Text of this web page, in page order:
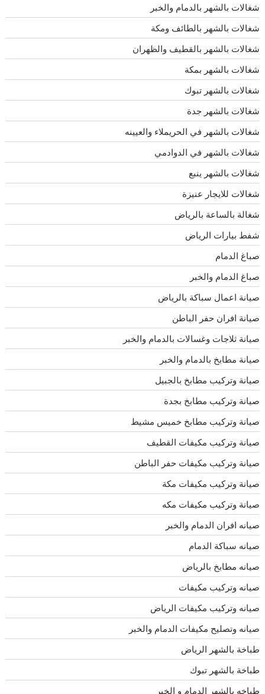
شغالات بالشهر بالدمام والخبر
شغالات بالشهر بالطائف ومكة
شغالات بالشهر بالقطيف والظهران
شغالات بالشهر بمكة
شغالات بالشهر تبوك
شغالات بالشهر جدة
شغالات بالشهر في الحريملاء والعيينه
شغالات بالشهر في الدوادمي
شغالات بالشهر ينبع
شغالات للايجار عنيزة
شغالة بالساعة بالرياض
شفط بيارات الرياض
صباغ الدمام
صباغ الدمام والخبر
صيانة اعمال سباكة بالرياض
صيانة افران حفر الباطن
صيانة ثلاجات وغسالات بالدمام والخبر
صيانة مطابخ بالدمام والخبر
صيانة وتركيب مطابخ بالجبيل
صيانة وتركيب مطابخ بجدة
صيانة وتركيب مطابخ خميس مشيط
صيانة وتركيب مكيفات القطيف
صيانة وتركيب مكيفات حفر الباطن
صيانة وتركيب مكيفات مكة
صيانة وتركيب مكيفات مكه
صيانه افران الدمام والخبر
صيانه سباكة الدمام
صيانه مطابخ بالرياض
صيانه وتركيب مكيفات
صيانه وتركيب مكيفات الرياض
صيانه وتصليح مكيفات الدمام والخبر
طباخة بالشهر الرياض
طباخة بالشهر تبوك
طباخه بالشهر الدمام و الخبر